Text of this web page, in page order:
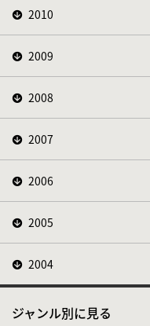
2010
2009
2008
2007
2006
2005
2004
ジャンル別に見る